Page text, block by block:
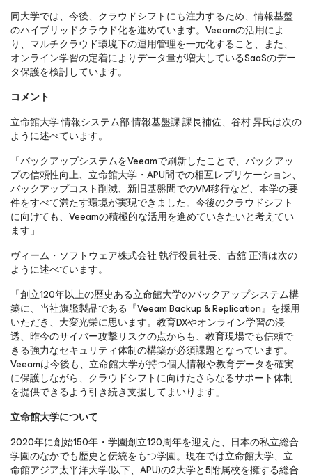
同大学では、今後、クラウドシフトにも注力するため、情報基盤
のハイブリッドクラウド化を進めています。Veeamの活用によ
り、マルチクラウド環境下の運用管理を一元化すること、また、
オンライン学習の定着によりデータ量が増大しているSaaSのデー
タ保護を検討しています。
コメント
立命館大学 情報システム部 情報基盤課 課長補佐、谷村 昇氏は次の
ように述べています。
「バックアップシステムをVeeamで刷新したことで、バックアッ
プの信頼性向上、立命館大学・APU間での相互レプリケーション、
バックアップコスト削減、新旧基盤間でのVM移行など、本学の要
件をすべて満たす環境が実現できました。今後のクラウドシフト
に向けても、Veeamの積極的な活用を進めていきたいと考えてい
ます」
ヴィーム・ソフトウェア株式会社 執行役員社長、古舘 正清は次の
ように述べています。
「創立120年以上の歴史ある立命館大学のバックアップシステム構
築に、当社旗艦製品である『Veeam Backup & Replication』を採用
いただき、大変光栄に思います。教育DXやオンライン学習の浸
透、昨今のサイバー攻撃リスクの点からも、教育現場でも信頼で
きる強力なセキュリティ体制の構築が必須課題となっています。
Veeamは今後も、立命館大学が持つ個人情報や教育データを確実
に保護しながら、クラウドシフトに向けたさらなるサポート体制
を提供できるよう引き続き支援してまいります」
立命館大学について
2020年に創始150年・学園創立120周年を迎えた、日本の私立総合
学園のなかでも歴史と伝統をもつ学園。現在では立命館大学、立
命館アジア太平洋大学(以下、APU)の2大学と5附属校を擁する総合